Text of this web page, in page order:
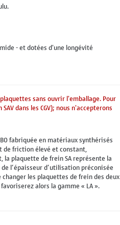
- et dotées d'une longévité
sans ouvrir l'emballage. Pour
dans les CGV); nous n'accepterons
fabriquée en matériaux synthérisés
de friction élevé et constant,
plaquette de frein SA représente la
l’épaisseur d’utilisation préconisée
les plaquettes de frein des deux
alors la gamme « LA ».